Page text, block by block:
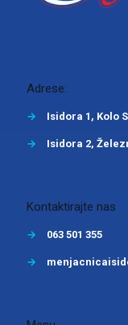
Adrese:
→ Isidora 1, Kolo
→ Isidora 2,
Kontaktirajte nas
→ 063 501 355
→